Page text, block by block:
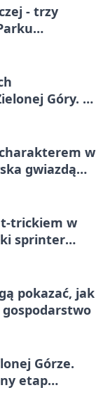
- trzy
Góry. To
w
gwiazdą
trickiem w
sprinter
pokazać, jak
Górze.
etap